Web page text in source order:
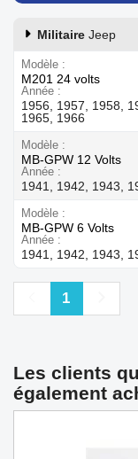
Militaire Jeep
Modèle
M201 24 volts
Année
1956, 1957, 1958,
1965, 1966
Modèle
MB-GPW 12 Volts
Année
1941, 1942, 1943,
Modèle
MB-GPW 6 Volts
Année
1941, 1942, 1943,
Précédent
1
Les clients
également